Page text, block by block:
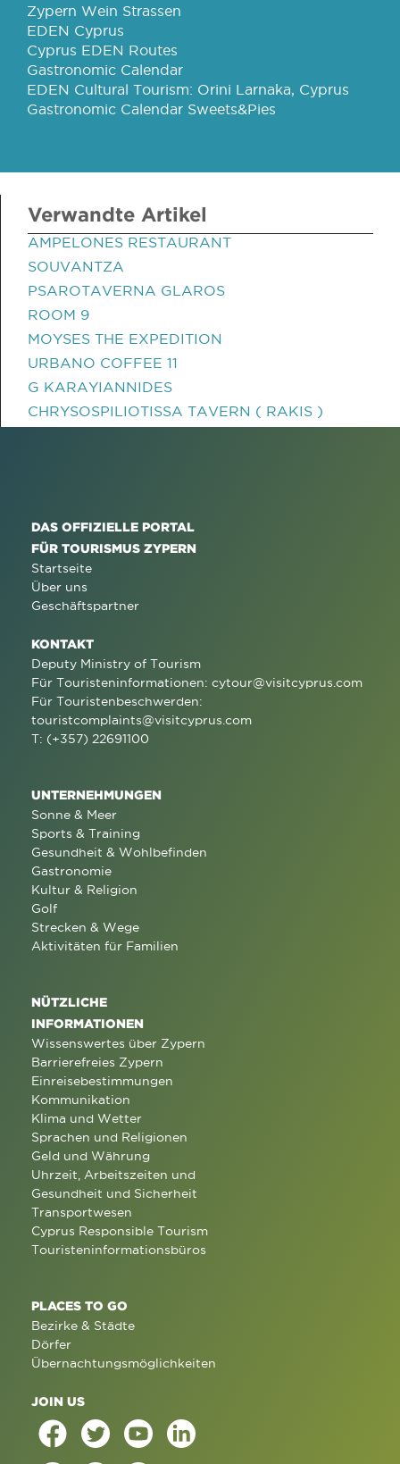
Zypern Wein Strassen
EDEN Cyprus
Cyprus EDEN Routes
Gastronomic Calendar
EDEN Cultural Tourism: Orini Larnaka, Cyprus
Gastronomic Calendar Sweets&Pies
Verwandte Artikel
AMPELONES RESTAURANT
SOUVANTZA
PSAROTAVERNA GLAROS
ROOM 9
MOYSES THE EXPEDITION
URBANO COFFEE 11
G KARAYIANNIDES
CHRYSOSPILIOTISSA TAVERN ( RAKIS )
DAS OFFIZIELLE PORTAL
FÜR TOURISMUS ZYPERN
Startseite
Über uns
Geschäftspartner
KONTAKT
Deputy Ministry of Tourism
Für Touristeninformationen: cytour@visitcyprus.com
Für Touristenbeschwerden:
touristcomplaints@visitcyprus.com
T: (+357) 22691100
UNTERNEHMUNGEN
Sonne & Meer
Sports & Training
Gesundheit & Wohlbefinden
Gastronomie
Kultur & Religion
Golf
Strecken & Wege
Aktivitäten für Familien
NÜTZLICHE
INFORMATIONEN
Wissenswertes über Zypern
Barrierefreies Zypern
Einreisebestimmungen
Kommunikation
Klima und Wetter
Sprachen und Religionen
Geld und Währung
Uhrzeit, Arbeitszeiten und
Gesundheit und Sicherheit
Transportwesen
Cyprus Responsible Tourism
Touristeninformationsbüros
PLACES TO GO
Bezirke & Städte
Dörfer
Übernachtungsmöglichkeiten
JOIN US